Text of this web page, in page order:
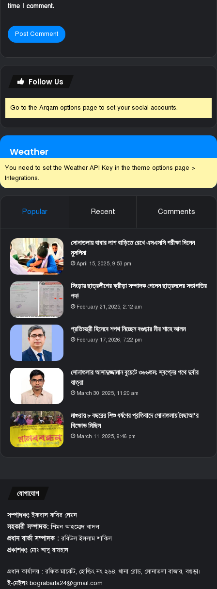
time I comment.
Follow Us
Go to the Arqam options page to set your social accounts.
Weather
You need to set the Weather API Key in the theme options page >
Integrations.
Popular Recent Comments
সোনাতলায় বাবার লাশ বাড়িতে রেখে এসএসসি পরীক্ষা দিলেন
মুসলিমা
April 15, 2025, 9:53 pm
সিংড়ায় ছাত্রলীগের ক্রীড়া সম্পাদক পেলেন ছাত্রদলের সভাপতির
পদ!
February 21, 2025, 2:12 am
প্রতিমন্ত্রী হিসেবে শপথ নিচ্ছেন বগুড়ার মীর শাহে আলম
February 17, 2026, 7:22 pm
সোনাতলার আসাদুজ্জামান বুয়েটে ৩৬৬তম; স্বপ্নের পথে দুর্বার
যাত্রা
March 30, 2025, 11:20 am
মাগুরায় ৮ বছরের শিশু ধর্ষণের প্রতিবাদে সোনাতলায় বৈছাআ’র
বিক্ষোভ মিছিল
March 11, 2025, 9:46 pm
যোগাযোগ
সম্পাদকঃইকবাল কবির লেমন
সহকারী সম্পাদক: শিমন আহম্মেদ বাদল
প্রধান বার্তা সম্পাদক : রবিউল ইসলাম শাকিল
প্রকাশকঃ মোঃ আবু রায়হান
প্রধান কার্যালয় : রফিক মার্কেট, হোল্ডিং নং ২৬৪, থানা রোড, সোনাতলা বাজার, বগুড়া।
ই-মেইলঃ bograbarta24@gmail.com